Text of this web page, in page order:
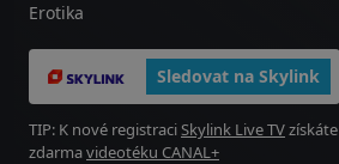
Erotika
Sledovat na Skylink
TIP: K nové registraciSkylink Live TVzískáte
zdarmavideotéku CANAL+